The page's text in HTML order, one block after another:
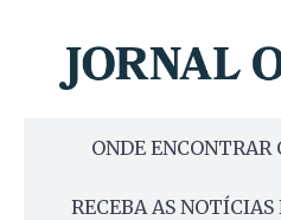
ONDE ENCONTRAR
RECEBA AS NOTÍCIAS